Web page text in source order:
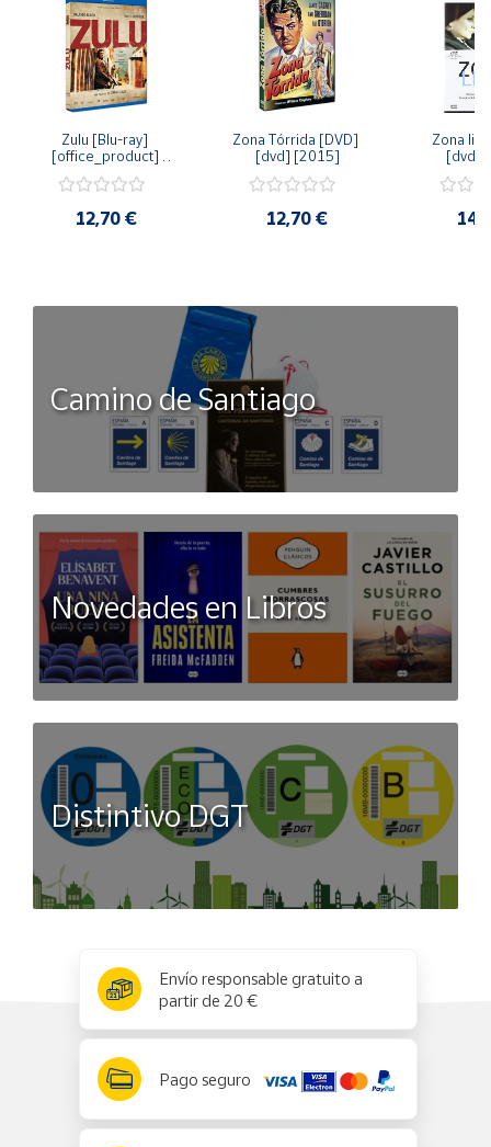
Zulu [Blu-ray]
[office_product]
12,70 €
Zona Tórrida [DVD]
[dvd] [2015]
12,70 €
Zona
[dvd]
Camino de Santiago
Novedades en Libros
Distintivo DGT
Envío responsable gratuito a
partir de 20 €
Pago seguro